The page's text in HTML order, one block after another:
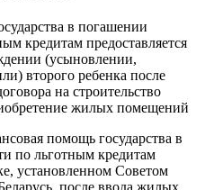
в погашении
кредитам предоставляется
(усыновлении,
второго ребенка после
на строительство
жилых помещений
помощь государства в
по льготным кредитам
установленном Советом